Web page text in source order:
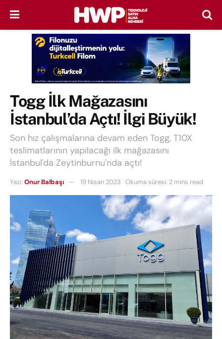
Togg İlk Mağazasını
İstanbul’da Açtı! İlgi Büyük!
Son hız çalışmalarına devam eden Togg, T10X
teslimatlarının yapılacağı ilk mağazasını
İstanbul'da Zeytinburnu'nda açtı!
Yazı: Onur Balbaşı 19 Nisan 2023 Okuma süresi: 2 mins read